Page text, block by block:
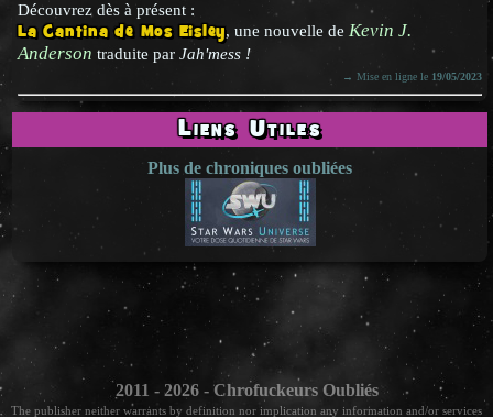
Découvrez dès à présent :
La Cantina de Mos Eisley, une nouvelle de Kevin J.
Anderson traduite parJah'mess !
→ Mise en ligne le 19/05/2023
Liens Utiles
Plus de chroniques oubliées
2011 - 2026 - Chrofuckeurs Oubliés
The publisher neither warrants by definition nor implication any information and/or services